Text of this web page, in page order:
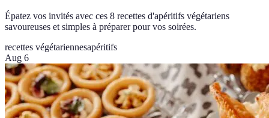
Épatez vos invités avec ces 8 recettes d'apéritifs végétariens
savoureuses et simples à préparer pour vos soirées.
recettes végétariennesapéritifs
Aug 6